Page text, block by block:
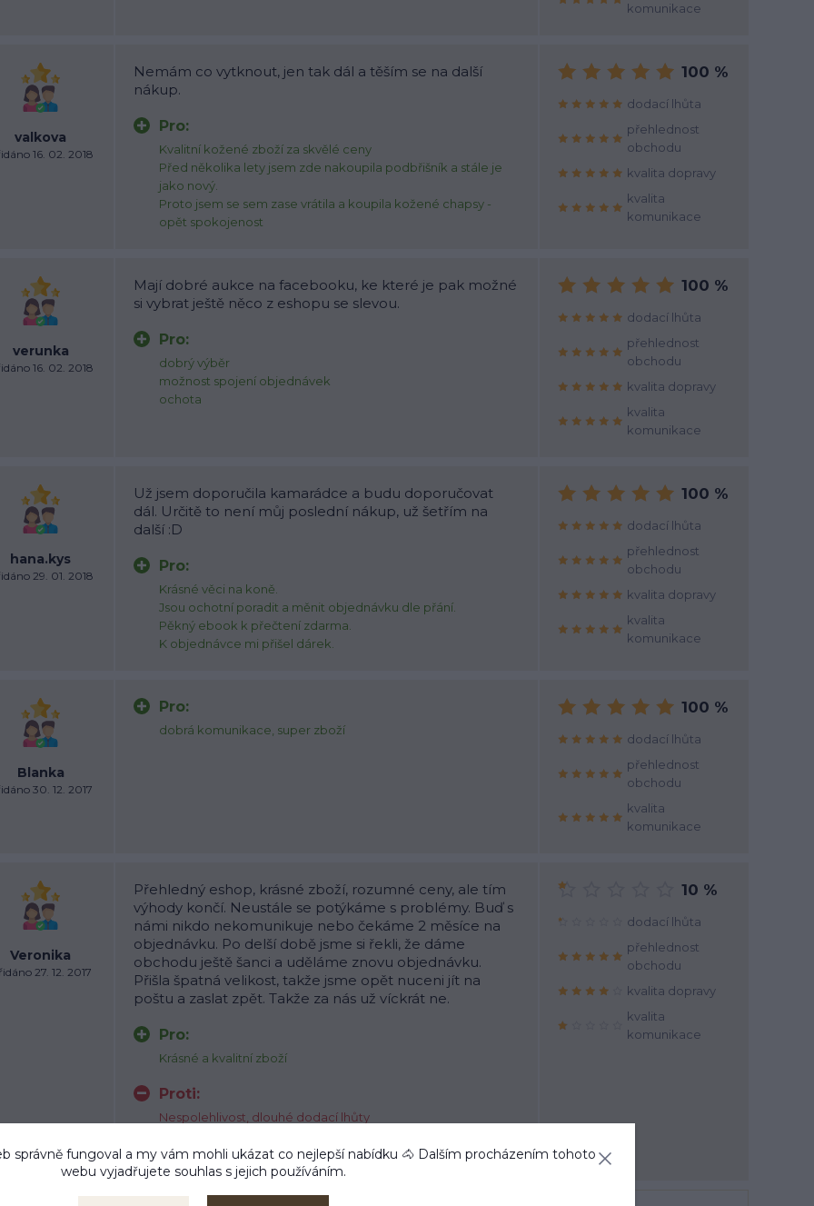
komunikace
valkova
16. 02. 2018
Nemám co vytknout, jen tak dál a těším se na další
nákup.
Pro:
Kvalitní kožené zboží za skvělé ceny
Před několika lety jsem zde nakoupila podbřišník a stále je
jako nový.
Proto jsem se sem zase vrátila a koupila kožené chapsy -
opět spokojenost
100 %
dodací lhůta
přehlednost
obchodu
kvalita dopravy
kvalita
komunikace
verunka
16. 02. 2018
Mají dobré aukce na facebooku, ke které je pak možné
si vybrat ještě něco z eshopu se slevou.
Pro:
dobrý výběr
možnost spojení objednávek
ochota
100 %
dodací lhůta
přehlednost
obchodu
kvalita dopravy
kvalita
komunikace
hana.kys
29. 01. 2018
Už jsem doporučila kamarádce a budu doporučovat
dál. Určitě to není můj poslední nákup, už šetřím na
další :D
Pro:
Krásné věci na koně.
Jsou ochotní poradit a měnit objednávku dle přání.
Pěkný ebook k přečtení zdarma.
K objednávce mi přišel dárek.
100 %
dodací lhůta
přehlednost
obchodu
kvalita dopravy
kvalita
komunikace
Blanka
30. 12. 2017
Pro:
dobrá komunikace, super zboží
100 %
dodací lhůta
přehlednost
obchodu
kvalita
komunikace
Veronika
27. 12. 2017
Přehledný eshop, krásné zboží, rozumné ceny, ale tím
výhody končí. Neustále se potýkáme s problémy. Buď s
námi nikdo nekomunikuje nebo čekáme 2 měsíce na
objednávku. Po delší době jsme si řekli, že dáme
obchodu ještě šanci a uděláme znovu objednávku.
Přišla špatná velikost, takže jsme opět nuceni jít na
poštu a zaslat zpět. Takže za nás už víckrát ne.
Pro:
Krásné a kvalitní zboží
Proti:
Nespolehlivost, dlouhé dodací lhůty
Nulová komunikace nebo dlouhé čekání na odpověď
10 %
dodací lhůta
přehlednost
obchodu
kvalita dopravy
kvalita
komunikace
správně fungoval a my vám mohli ukázat co nejlepší nabídku 🐴 Dalším procházením tohoto
webu vyjadřujete souhlas s jejich používáním.